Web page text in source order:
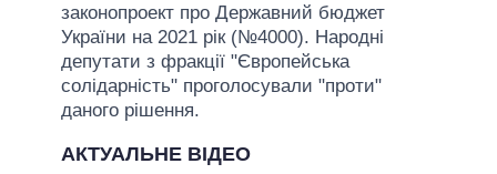
законопроект про Державний бюджет
України на 2021 рік (№4000). Народні
депутати з фракції "Європейська
солідарність" проголосували "проти"
даного рішення.
АКТУАЛЬНЕ ВІДЕО